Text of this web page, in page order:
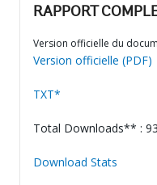
RAPPORT
Version officielle du
Version officielle (PDF)
TXT*
Total Downloads** : 93
Download Stats